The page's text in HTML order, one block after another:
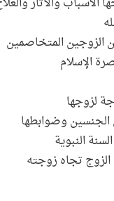
الزوجين المتخاصمين
الإسلام
لزوجها
الجنسين وضوابطها
النبوية